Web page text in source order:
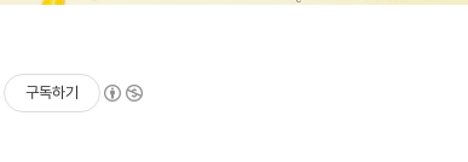
구독하기